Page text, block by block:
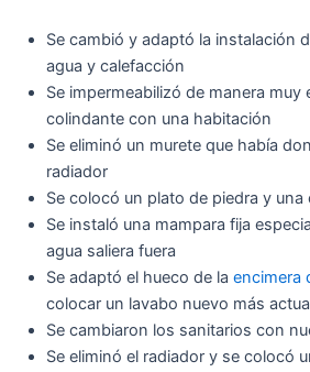
Se cambió y adaptó la instalación
agua y calefacción
Se impermeabilizó de manera muy
colindante con una habitación
Se eliminó un murete que había
radiador
Se colocó un plato de piedra y una
Se instaló una mampara fija
agua saliera fuera
Se adaptó el hueco de laencimera
colocar un lavabo nuevo más
Se cambiaron los sanitarios con
Se eliminó el radiador y se colocó